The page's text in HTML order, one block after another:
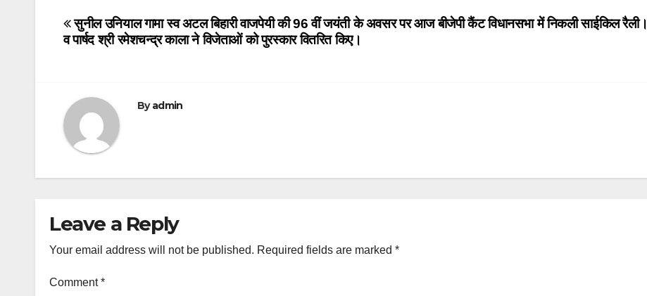
Post
navigation
स्व अटल बिहारी वाजपेयी की 96 वीं जयंती के अवसर पर आज बीजेपी कैंट विधानसभा में निकली साईकिल रैली।
सुनील उनियाल गामा
व पार्षद श्री रमेशचन्द्र काला ने विजेताओं को पुरस्कार वितरित किए।
Byadmin
Leave a Reply
Your email address will not be published. Required fields are marked *
Comment*